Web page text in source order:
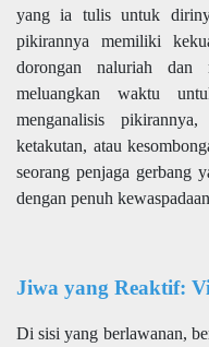
yang ia tulis untuk
pikirannya memiliki
dorongan naluriah dan
meluangkan waktu
menganalisis
ketakutan, atau
seorang penjaga gerbang
dengan penuh
Jiwa yang Reaktif:
Di sisi yang berlawanan,